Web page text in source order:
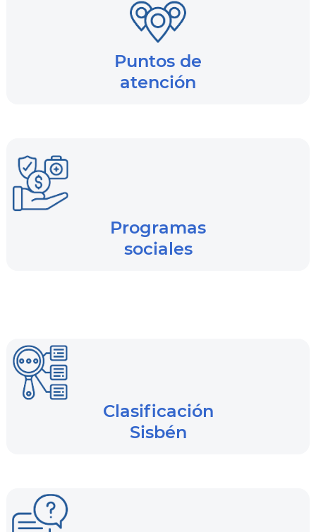
Puntos de
atención
Programas
sociales
Clasificación
Sisbén